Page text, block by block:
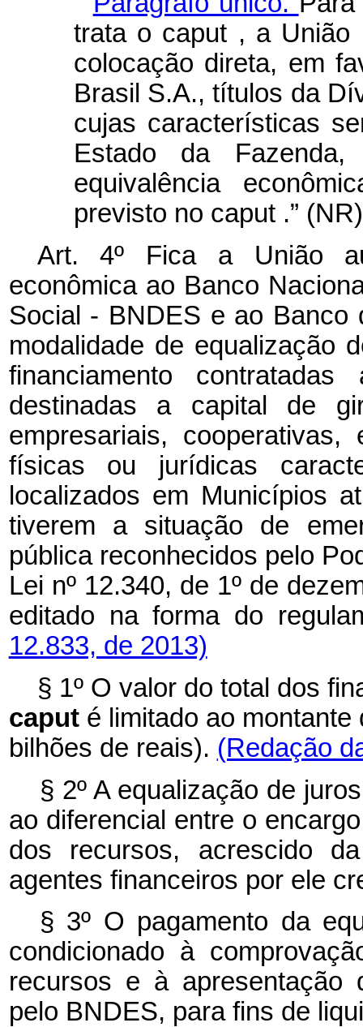
trata o caput , a União
colocação direta, em
Brasil S.A., títulos da
cujas características
Estado da
equivalência
previsto no caput .” (NR)
Art. 4º Fica a União
econômica ao Banco
Social - BNDES e ao
modalidade de equalização
financiamento
destinadas a capital de
empresariais,
físicas ou jurídicas
localizados em Municípios
tiverem a situação de
pública reconhecidos pelo
Lei nº 12.340, de 1º de
editado na forma do
12.833, de 2013)
§ 1º O valor do total dos
caput é limitado ao
bilhões de reais). (Redação
§ 2º A equalização de
ao diferencial entre o
dos recursos, acrescido
agentes financeiros por ele
§ 3º O pagamento da
condicionado à
recursos e à apresentação
pelo BNDES, para fins de